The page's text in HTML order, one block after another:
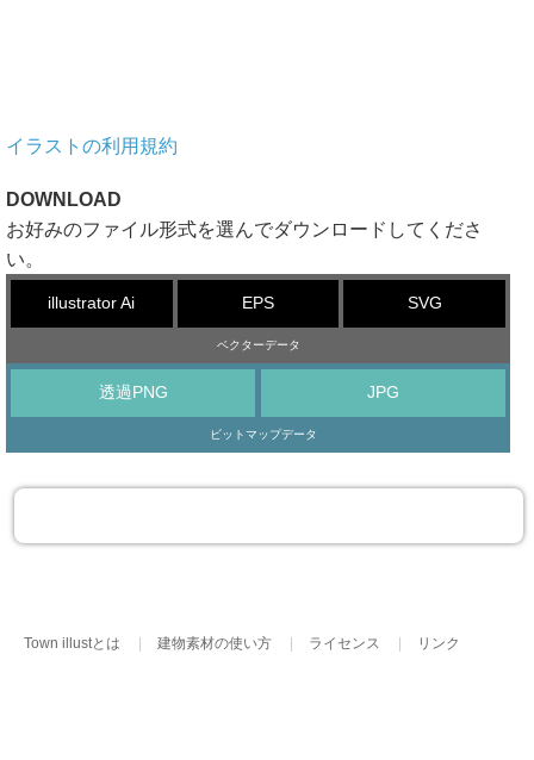
イラストの利用規約
DOWNLOAD
お好みのファイル形式を選んでダウンロードしてくださ
い。
illustrator Ai EPS SVG
ベクターデータ
透過PNG JPG
ビットマップデータ
Town illustとは 建物素材の使い方 ライセンス リンク